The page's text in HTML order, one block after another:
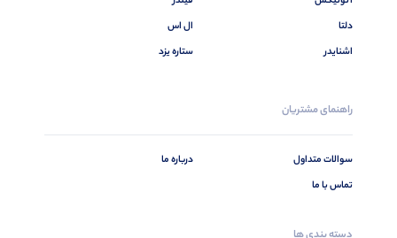
دلتا
اشنایدر
ال اس
ستاره یزد
راهنمای مشتریان
سوالات متداول
تماس با ما
درباره ما